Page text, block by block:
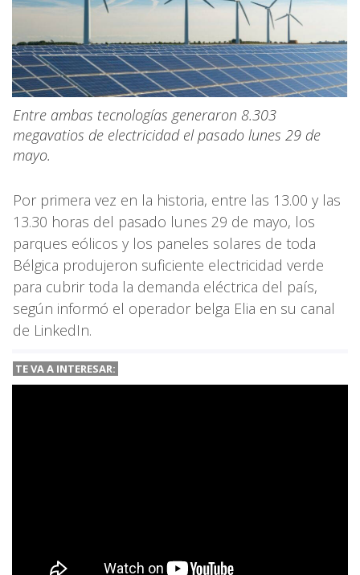
Entre ambas tecnologías generaron 8.303
megavatios de electricidad el pasado lunes 29 de
mayo.
Por primera vez en la historia, entre las 13.00 y las
13.30 horas del pasado lunes 29 de mayo, los
parques eólicos y los paneles solares de toda
Bélgica produjeron suficiente electricidad verde
para cubrir toda la demanda eléctrica del país,
según informó el operador belga Elia en su canal
de LinkedIn.
TE VA A INTERESAR: